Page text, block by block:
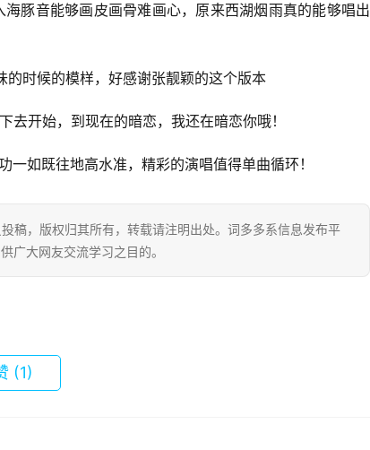
豚音能够画皮画骨难画心，原来西湖烟雨真的能够唱出
时候的模样，好感谢张靓颖的这个版本
开始，到现在的暗恋，我还在暗恋你哦！
如既往地高水准，精彩的演唱值得单曲循环！
稿，版权归其所有，转载请注明出处。词多多系信息发布平
广大网友交流学习之目的。
(1)